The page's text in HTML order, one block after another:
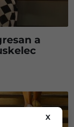
a
X